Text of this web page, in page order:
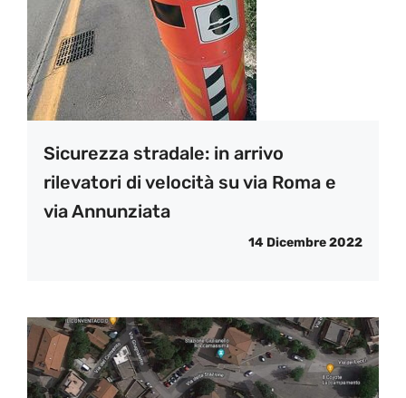
Sicurezza stradale: in arrivo
rilevatori di velocità su via Roma e
via Annunziata
14 Dicembre 2022